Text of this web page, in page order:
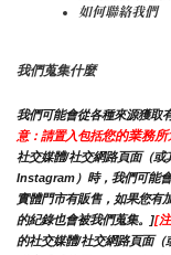
如何聯絡我們
我們蒐集什麼
我們可能會從各種來源獲取
意：請置入包括您的業務
社交媒體/社交網路頁面（或
Instagram）時，我們可能
實體門市有販售，如果您有
的紀錄也會被我們蒐集。][
的社交媒體/社交網路頁面